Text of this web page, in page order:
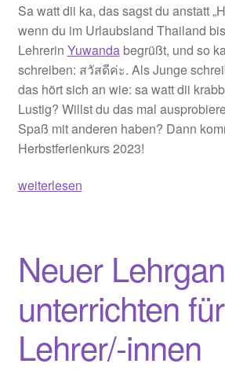
Sa watt dii ka, das sagst du anstatt
wenn du im Urlaubsland Thailand
Lehrerin Yuwandabegrüßt, und so
schreiben: สวัสดีค่ะ. Als Junge
das hört sich an wie: sa watt dii
Lustig? Willst du das mal
Spaß mit anderen haben? Dann
Herbstferienkurs 2023!
Thailändisch
für
Kinder
ab
8
Jahre
weiterlesen
Neuer
unterrichten
Lehrer/-innen